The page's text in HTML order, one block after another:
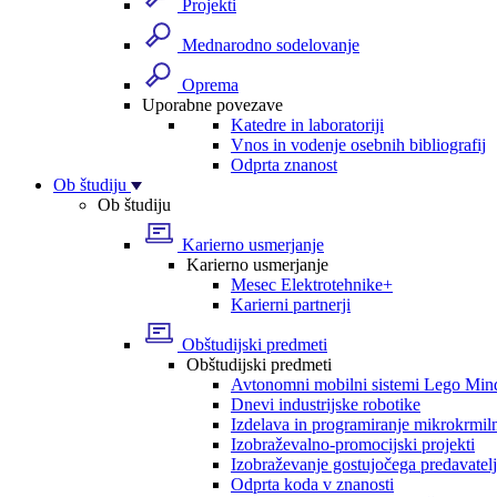
Projekti
Mednarodno sodelovanje
Oprema
Uporabne povezave
Katedre in laboratoriji
Vnos in vodenje osebnih bibliografij
Odprta znanost
Ob študiju
Ob študiju
Karierno usmerjanje
Karierno usmerjanje
Mesec Elektrotehnike+
Karierni partnerji
Obštudijski predmeti
Obštudijski predmeti
Avtonomni mobilni sistemi Lego
Dnevi industrijske robotike
Izdelava in programiranje
Izobraževalno-promocijski projekti
Izobraževanje gostujočega
Odprta koda v znanosti